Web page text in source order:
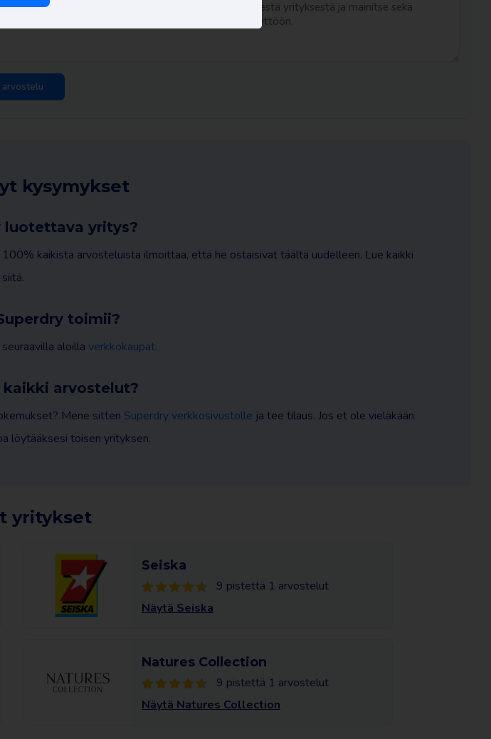
kysymykset
luotettava yritys?
100% kaikista arvosteluista ilmoittaa, että he ostaisivat täältä uudelleen. Lue kaikki
siitä.
toimii?
aloilla verkkokaupat.
arvostelut?
Mene sitten Superdry verkkosivustolle ja tee tilaus. Jos et ole vieläkään
löytääksesi toisen yrityksen.
yritykset
Seiska
9 pistettä 1 arvostelut
Näytä Seiska
Natures Collection
9 pistettä 1 arvostelut
Näytä Natures Collection